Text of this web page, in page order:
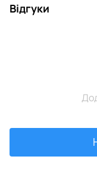
Відгуки